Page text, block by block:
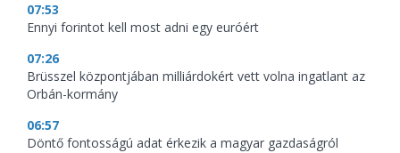
07:53
Ennyi forintot kell most adni egy euróért
07:26
Brüsszel központjában milliárdokért vett volna ingatlant az
Orbán-kormány
06:57
Döntő fontosságú adat érkezik a magyar gazdaságról